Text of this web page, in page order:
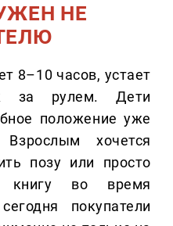
НЕ
8–10 часов, устает
за рулем. Дети
положение уже
хочется
позу или просто
книгу во время
покупатели